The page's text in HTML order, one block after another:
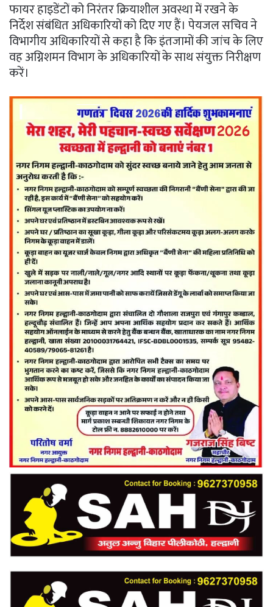
फायर हाइडेंटों को निरंतर क्रियाशील अवस्था में रखने के
निर्देश संबंधित अधिकारियों को दिए गए हैं। पेयजल सचिव ने
विभागीय अधिकारियों से कहा है कि इंतजामों की जांच के लिए
वह अग्निशमन विभाग के अधिकारियों के साथ संयुक्त निरीक्षण
करें।